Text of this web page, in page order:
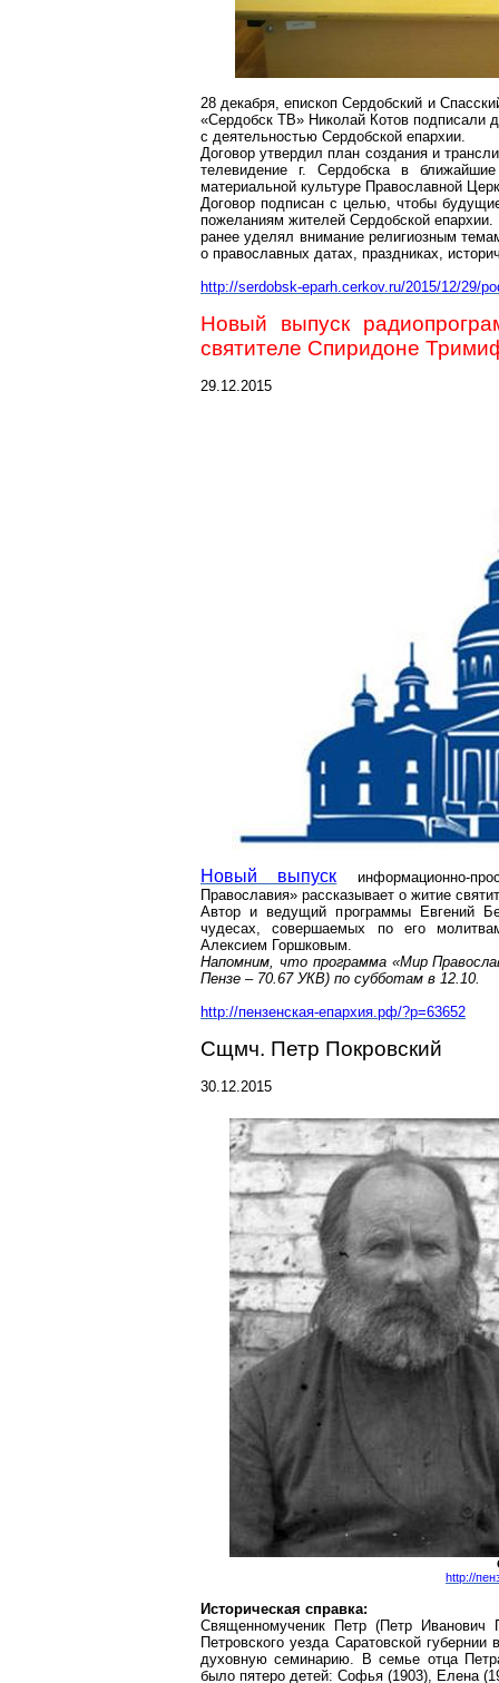
28 декабря, епископСердобский и
«Сердобск ТВ» Николай Котов подписали
с деятельностью Сердобской епархии.
Договор утвердил план создания и
телевидение г. Сердобска в ближайшие
материальной культуре Православной
Договор подписан с целью, чтобы
пожеланиям жителей Сердобской епархии.
ранее уделял внимание религиозным
о православных датах, праздниках,
http://serdobsk-eparh.cerkov.ru/2015/12/29/
Новый выпуск
святителе Спиридоне
29.12.2015
Новый выпуск информационно-
Православия» рассказывает о житие
Автор и ведущий программы Евгений
чудесах, совершаемых по его
Алексием Горшковым.
Напомним, что программа «Мир
Пензе – 70.67 УКВ) по субботам в 12.10.
http://пензенская-епархия.рф/?p=63652
Сщмч. Петр Покровский
30.12.2015
http://
Историческая справка:
Священномученик Петр (Петр Иванович
Петровского уезда Саратовской
духовную семинарию. В семье отца
было пятеро детей: Софья (1903), Елена